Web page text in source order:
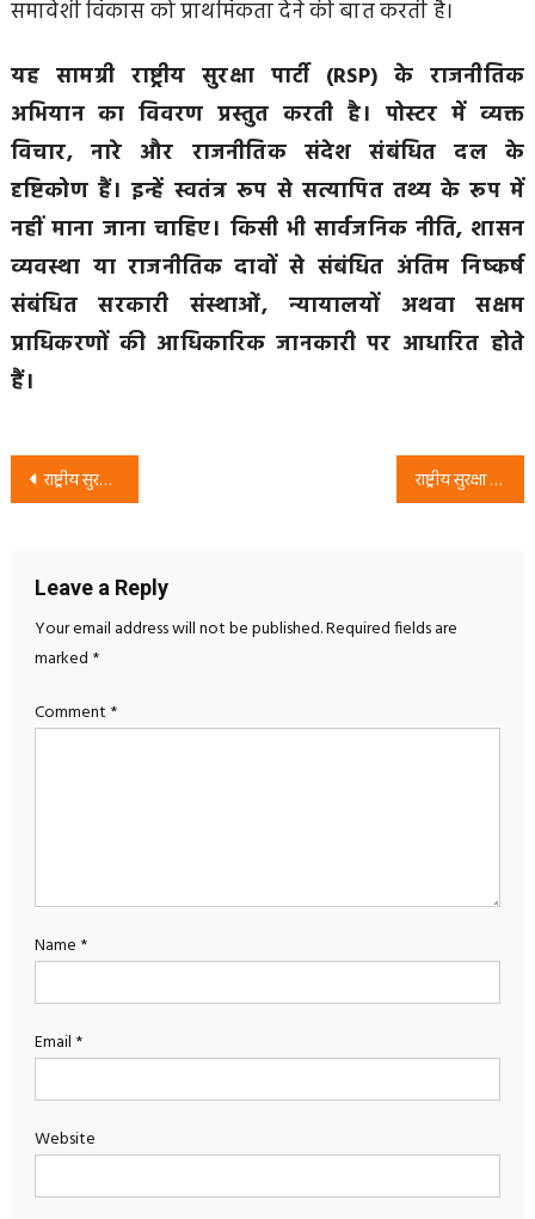
समावेशी विकास को प्राथमिकता देने की बात करती है।
यह सामग्री राष्ट्रीय सुरक्षा पार्टी (RSP) के राजनीतिक
अभियान का विवरण प्रस्तुत करती है। पोस्टर में व्यक्त
विचार, नारे और राजनीतिक संदेश संबंधित दल के
दृष्टिकोण हैं। इन्हें स्वतंत्र रूप से सत्यापित तथ्य के रूप में
नहीं माना जाना चाहिए। किसी भी सार्वजनिक नीति, शासन
व्यवस्था या राजनीतिक दावों से संबंधित अंतिम निष्कर्ष
संबंधित सरकारी संस्थाओं, न्यायालयों अथवा सक्षम
प्राधिकरणों की आधिकारिक जानकारी पर आधारित होते
हैं।
Post
राष्ट्रीय सुरक्षा पार्टी (RSP) का अभियान: उत्तर प्रदेश में शिक्षा व्यवस्था, पारदर्शिता और शिक्षा सुधार पर जनजागरण राष्ट्रीय सुरक्षा पार्टी (RSP) जॉइन अभियान: आपका समर्थन, हमारा परिवर्तन का संकल्प
Leave a Reply
Your email address will not be published.Required fields are
marked *
Comment *
Name *
Email *
Website